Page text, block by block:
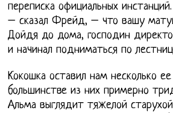
переписка официальных
– сказал Фрейд, – что вашу
Дойдя до дома, господин
и начинал подниматься по
Кокошка оставил нам несколько
большинстве из них примерно
Альма выглядит тяжелой